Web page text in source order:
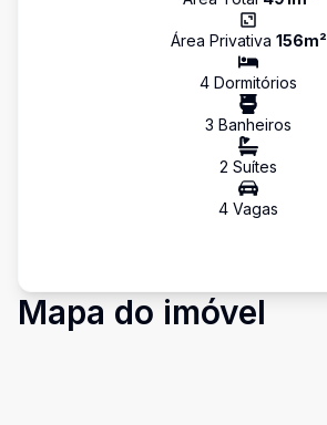
Área Privativa 156m²
4 Dormitórios
3 Banheiros
2 Suítes
4 Vagas
Mapa do imóvel